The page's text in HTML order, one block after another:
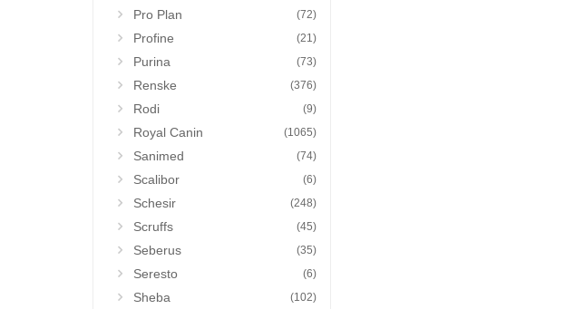
Pro Plan (72)
Profine (21)
Purina (73)
Renske (376)
Rodi (9)
Royal Canin (1065)
Sanimed (74)
Scalibor (6)
Schesir (248)
Scruffs (45)
Seberus (35)
Seresto (6)
Sheba (102)